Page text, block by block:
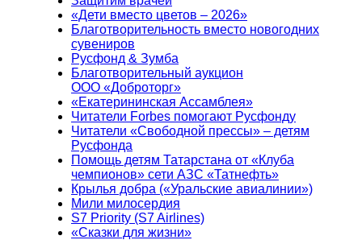
«Дети вместо цветов – 2026»
Благотворительность вместо новогодних
сувениров
Русфонд & Зумба
Благотворительный аукцион
ООО «Доброторг»
«Екатерининская Ассамблея»
Читатели Forbes помогают Русфонду
Читатели «Свободной прессы» – детям
Русфонда
Помощь детям Татарстана от «Клуба
чемпионов» сети АЗС «Татнефть»
Крылья добра («Уральские авиалинии»)
Мили милосердия
S7 Priority (S7 Airlines)
«Сказки для жизни»